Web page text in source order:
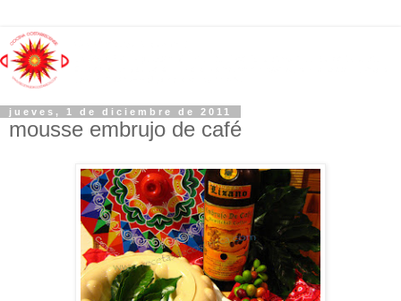
jueves, 1 de diciembre de 2011
mousse embrujo de café